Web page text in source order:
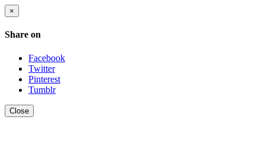
×
Share on
Facebook
Twitter
Pinterest
Tumblr
Close